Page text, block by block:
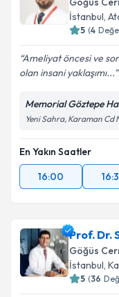
E-posta
Kişisel
kapsamda
İstanbul,
5 (4
Ameliyat öncesi ve
olan insani yaklaşımı...
Memorial Göztepe
Yeni Sahra, Karaman Cd
En Yakın Saatler
16:00
Prof. Dr.
Göğüs
İstanbul,
5 (36